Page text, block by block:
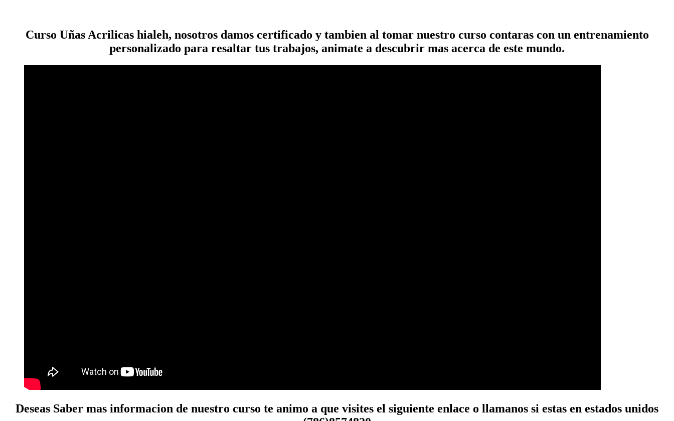
Curso Uñas Acrilicas hialeh, nosotros damos certificado y tambien al tomar nuestro curso contaras con un entrenamiento
personalizado para resaltar tus trabajos, animate a descubrir mas acerca de este mundo.
Deseas Saber mas informacion de nuestro curso te animo a que visites el siguiente enlace o llamanos si estas en estados unidos